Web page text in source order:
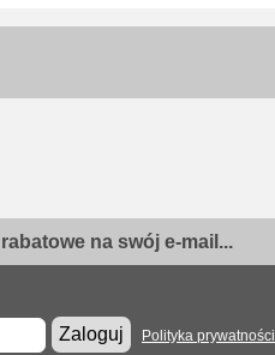
na swój e-mail...
Zaloguj
Polityka prywatności